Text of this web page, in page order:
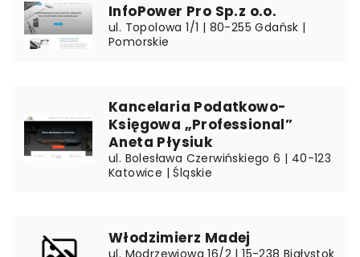
InfoPower Pro Sp.z o.o.
ul. Topolowa 1/1 | 80-255 Gdańsk |
Pomorskie
Kancelaria Podatkowo-
Księgowa „Professional”
Aneta Płysiuk
ul. Bolesława Czerwińskiego 6 | 40-123
Katowice | Śląskie
Włodzimierz Madej
ul. Modrzewiowa 16/2 | 15-238 Białystok